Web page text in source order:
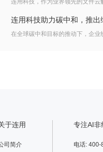
连用科技助力碳中和，推
于连用
司简介
专注AI非
电话: